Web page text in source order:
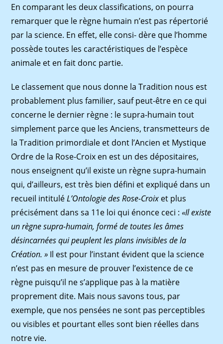
En comparant les deux classiﬁcations, on pourra
remarquer que le règne humain n’est pas répertorié
par la science. En effet, elle consi- dère que l’homme
possède toutes les caractéristiques de l’espèce
animale et en fait donc partie.
Le classement que nous donne la Tradition nous est
probablement plus familier, sauf peut-être en ce qui
concerne le dernier règne : le supra-humain tout
simplement parce que les Anciens, transmetteurs de
la Tradition primordiale et dont l’Ancien et Mystique
Ordre de la Rose-Croix en est un des dépositaires,
nous enseignent qu’il existe un règne supra-humain
qui, d’ailleurs, est très bien déﬁni et expliqué dans un
recueil intituléL’Ontologie des Rose-Croix et plus
précisément dans sa 11e loi qui énonce ceci :«Il existe
un règne supra-humain, formé de toutes les âmes
désincarnées qui peuplent les plans invisiblesde la
Création. » Il est pour l’instant évident que la science
n’est pas en mesure de prouver l’existence de ce
règne puisqu’il ne s’applique pas à la matière
proprement dite. Mais nous savons tous, par
exemple, que nos pensées ne sont pas perceptibles
ou visibles et pourtant elles sont bien réelles dans
notre vie.